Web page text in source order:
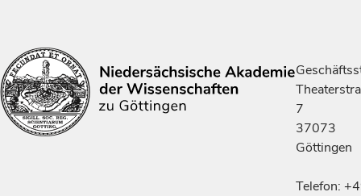
7
37073
Göttingen
Telefon: